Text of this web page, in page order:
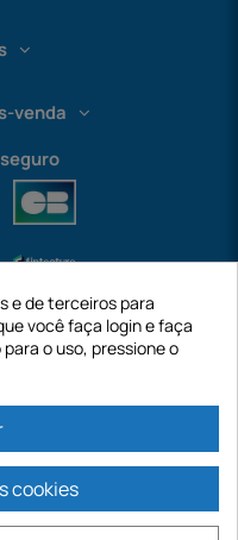
venda
GECODIS SA com um
- PARIS 75010 (FRANÇA). A
e de terceiros para
você faça login e faça
o uso, pressione o
cookies